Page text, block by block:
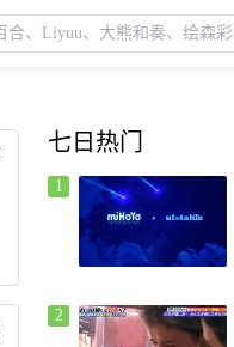
七日热门
1
2